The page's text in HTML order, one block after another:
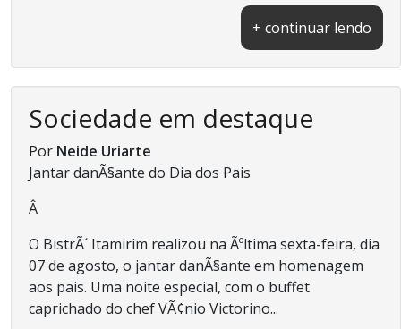
+ continuar lendo
Sociedade em destaque
Por Neide Uriarte
Jantar danÃ§ante do Dia dos Pais
Â
O BistrÃ´ Itamirim realizou na Ãºltima sexta-feira, dia
07 de agosto, o jantar danÃ§ante em homenagem
aos pais. Uma noite especial, com o buffet
caprichado do chef VÃ¢nio Victorino...